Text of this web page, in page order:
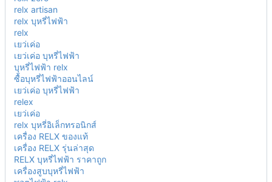
relx artisan
relx บุหรี่ไฟฟ้า
relx
เยว่เค่อ
เยว่เค่อ บุหรี่ไฟฟ้า
บุหรี่ไฟฟ้า relx
ซื้อบุหรี่ไฟฟ้าออนไลน์
เยว่เค่อ บุหรี่ไฟฟ้า
relex
เยว่เค่อ
relx บุหรี่อิเล็กทรอนิกส์
เครื่อง RELX ของแท้
เครื่อง RELX รุ่นล่าสุด
RELX บุหรี่ไฟฟ้า ราคาถูก
เครื่องสูบบุหรี่ไฟฟ้า